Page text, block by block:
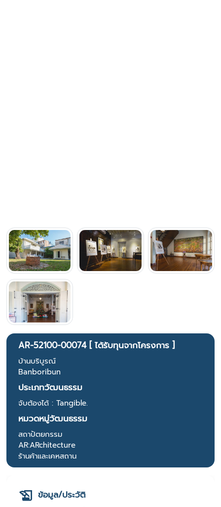
AR-52100-00074 [ ได้รับทุนจากโครงการ ]
บ้านบริบูรณ์
Banboribun
ประเภทวัฒนธรรม
จับต้องได้ : Tangible.
หมวดหมู่วัฒนธรรม
สถาปัตยกรรม
AR:ARchitecture
ร้านค้าและเคหสถาน
ข้อมูล/ประวัติ